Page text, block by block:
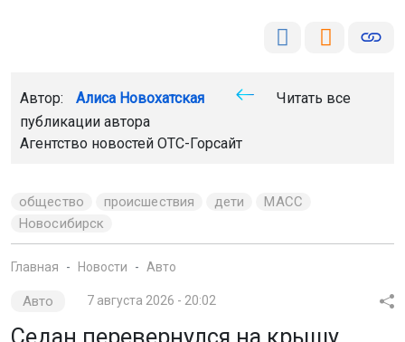
Автор: Алиса Новохатская
Читать все
публикации автора
Агентство новостей ОТС-Горсайт
общество происшествия дети
МАСС
Новосибирск
Главная Новости Авто
Авто 7 августа 2026 - 20:02
Седан перевернулся на крышу